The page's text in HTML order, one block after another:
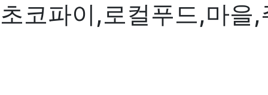
초코파이,로컬푸드,마을,